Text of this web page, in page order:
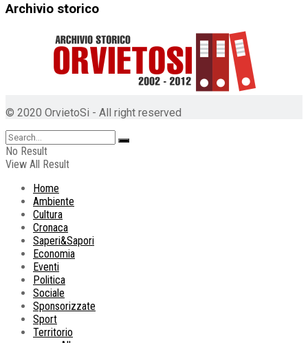
Archivio storico
© 2020 OrvietoSi - All right reserved
No Result
View All Result
Home
Ambiente
Cultura
Cronaca
Saperi&Sapori
Economia
Eventi
Politica
Sociale
Sponsorizzate
Sport
Territorio